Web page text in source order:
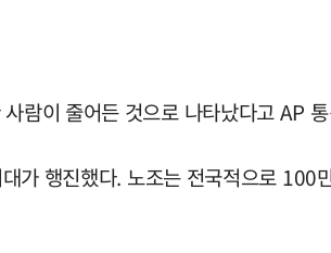
람이 줄어든 것으로 나타났다고 AP
가 행진했다. 노조는 전국적으로 100